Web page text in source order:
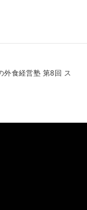
外食経営塾 第8回 ス